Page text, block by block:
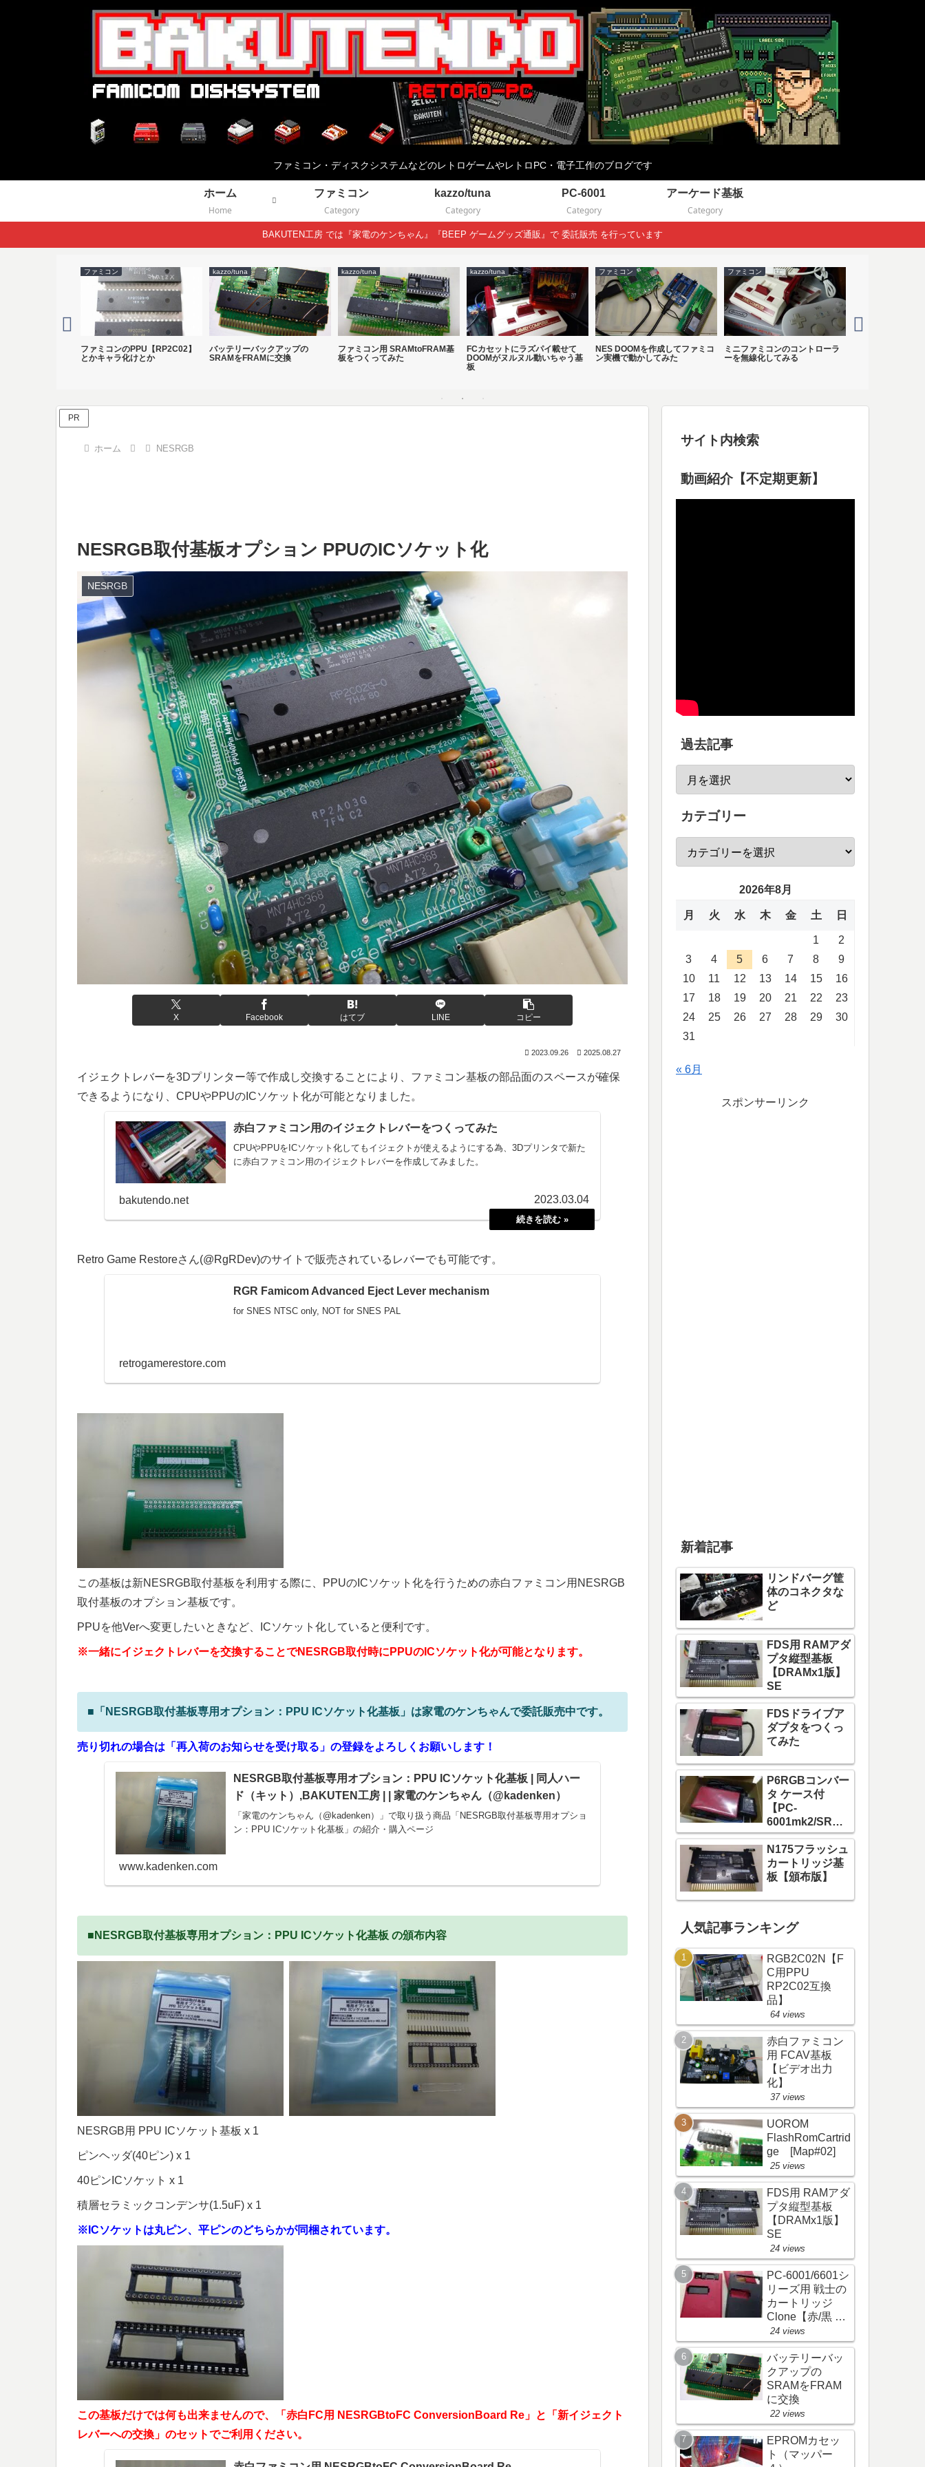
ファミコン・ディスクシステムなどのレトロゲームやレトロPC・電子工作のブログです
ホーム
Home
ファミコン
Category
kazzo/tuna
Category
PC-6001
Category
アーケード基板
Category
BAKUTEN工房 では『家電のケンちゃん』『BEEP ゲームグッズ通販』で 委託販売 を行っています
ファミコン
ファミコンのPPU【RP2C02】
とかキャラ化けとか
kazzo/tuna
バッテリーバックアップの
SRAMをFRAMに交換
kazzo/tuna
ファミコン用 SRAMtoFRAM基
板をつくってみた
kazzo/tuna
FCカセットにラズパイ載せて
DOOMがヌルヌル動いちゃう基
板
ファミコン
NES DOOMを作成してファミコ
ン実機で動かしてみた
ファミコン
ミニファミコンのコントローラ
ーを無線化してみる
PR
ホーム NESRGB
NESRGB取付基板オプション PPUのICソケット化
NESRGB
X Facebook はてブ LINE コピー
2023.09.26 2025.08.27
イジェクトレバーを3Dプリンター等で作成し交換することにより、ファミコン基板の部品面のスペースが確保
できるようになり、CPUやPPUのICソケット化が可能となりました。
赤白ファミコン用のイジェクトレバーをつくってみた
CPUやPPUをICソケット化してもイジェクトが使えるようにする為、3Dプリンタで新た
に赤白ファミコン用のイジェクトレバーを作成してみました。
bakutendo.net 2023.03.04
Retro Game Restoreさん(@RgRDev)のサイトで販売されているレバーでも可能です。
RGR Famicom Advanced Eject Lever mechanism
for SNES NTSC only, NOT for SNES PAL
retrogamerestore.com
この基板は新NESRGB取付基板を利用する際に、PPUのICソケット化を行うための赤白ファミコン用NESRGB
取付基板のオプション基板です。
PPUを他Verへ変更したいときなど、ICソケット化していると便利です。
※一緒にイジェクトレバーを交換することでNESRGB取付時にPPUのICソケット化が可能となります。
■「NESRGB取付基板専用オプション： PPU ICソケット化基板」は家電のケンちゃんで委託販売中です。
売り切れの場合は「再入荷のお知らせを受け取る」の登録をよろしくお願いします！
NESRGB取付基板専用オプション：PPU ICソケット化基板 | 同人ハー
ド（キット）,BAKUTEN工房 | | 家電のケンちゃん（@kadenken）
「家電のケンちゃん（@kadenken）」で取り扱う商品「NESRGB取付基板専用オプショ
ン：PPU ICソケット化基板」の紹介・購入ページ
www.kadenken.com
■NESRGB取付基板専用オプション：PPU ICソケット化基板 の頒布内容
NESRGB用 PPU ICソケット基板 x 1
ピンヘッダ(40ピン) x 1
40ピンICソケット x 1
積層セラミックコンデンサ(1.5uF) x 1
※ICソケットは丸ピン、平ピンのどちらかが同梱されています。
この基板だけでは何も出来ませんので、「赤白FC用 NESRGBtoFC ConversionBoard Re」と「新イジェクト
レバーへの交換」のセットでご利用ください。
サイト内検索
動画紹介【不定期更新】
過去記事
カテゴリー
2026年8月
月 火 水 木 金 土 日
1
2
3
4 5 6 7 8
9
10
11 12 13 14 15
16
17
18 19 20 21 22
23
24
25 26 27 28 29
30
31
« 6月
スポンサーリンク
新着記事
リンドバーグ筐
体のコネクタな
ど
FDS用 RAMアダ
プタ縦型基板
【DRAMx1版】
SE
FDSドライブア
ダプタをつくっ
てみた
P6RGBコンバー
タ ケース付
【PC-
6001mk2/SR
PC-6601/SR】
N175フラッシュ
カートリッジ基
板【頒布版】
人気記事ランキング
RGB2C02N【F
C用PPU
RP2C02互換
品】
64 views
赤白ファミコン
用 FCAV基板
【ビデオ出力
化】
37 views
UOROM
FlashRomCartrid
ge [Map#02]
25 views
FDS用 RAMアダ
プタ縦型基板
【DRAMx1版】
SE
24 views
PC-6001/6601シ
リーズ用 戦士の
カートリッジ
Clone【赤/黒 &
灰/黒Ver】
24 views
バッテリーバッ
クアップの
SRAMをFRAM
に交換
22 views
EPROMカセッ
ト（マッパー